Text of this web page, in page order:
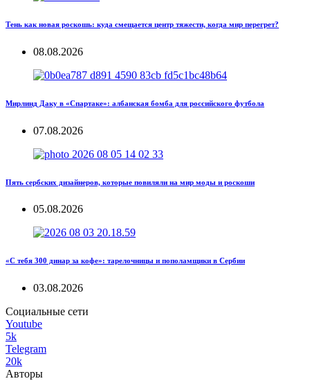
Тень как новая роскошь: куда смещается центр тяжести, когда мир перегрет?
08.08.2026
Мирлинд Даку в «Спартаке»: албанская бомба для российского футбола
07.08.2026
Пять сербских дизайнеров, которые повиляли на мир моды и роскоши
05.08.2026
«С тебя 300 динар за кофе»: тарелочницы и пополамщики в Сербии
03.08.2026
Социальные сети
Youtube
5k
Telegram
20k
Авторы